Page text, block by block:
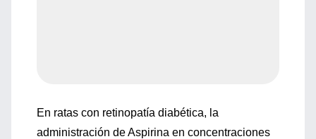
En ratas con retinopatía diabética, la
administración de Aspirina en concentraciones